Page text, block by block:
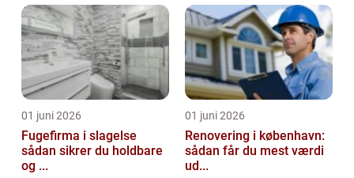
01 juni 2026
Fugefirma i slagelse
sådan sikrer du holdbare
og ...
01 juni 2026
Renovering i københavn:
sådan får du mest værdi
ud...